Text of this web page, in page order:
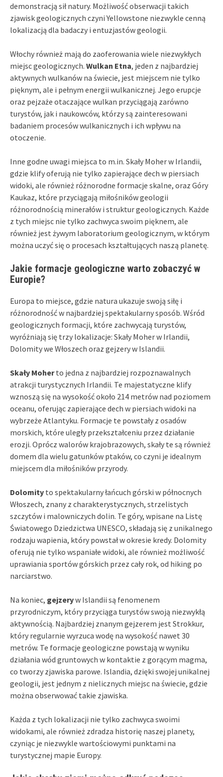
demonstracją sił natury. Możliwość obserwacji takich
zjawisk geologicznych czyni Yellowstone niezwykle cenną
lokalizacją dla badaczy i entuzjastów geologii.
Włochy również mają do zaoferowania wiele niezwykłych
miejsc geologicznych. Wulkan Etna, jeden z najbardziej
aktywnych wulkanów na świecie, jest miejscem nie tylko
pięknym, ale i pełnym energii wulkanicznej. Jego erupcje
oraz pejzaże otaczające wulkan przyciągają zarówno
turystów, jak i naukowców, którzy są zainteresowani
badaniem procesów wulkanicznych i ich wpływu na
otoczenie.
Inne godne uwagi miejsca to m.in. Skały Moher w Irlandii,
gdzie klify oferują nie tylko zapierające dech w piersiach
widoki, ale również różnorodne formacje skalne, oraz Góry
Kaukaz, które przyciągają miłośników geologii
różnorodnością minerałów i struktur geologicznych. Każde
z tych miejsc nie tylko zachwyca swoim pięknem, ale
również jest żywym laboratorium geologicznym, w którym
można uczyć się o procesach kształtujących naszą planetę.
Jakie formacje geologiczne warto zobaczyć w
Europie?
Europa to miejsce, gdzie natura ukazuje swoją siłę i
różnorodność w najbardziej spektakularny sposób. Wśród
geologicznych formacji, które zachwycają turystów,
wyróżniają się trzy lokalizacje: Skały Moher w Irlandii,
Dolomity we Włoszech oraz gejzery w Islandii.
Skały Moherto jedna z najbardziej rozpoznawalnych
atrakcji turystycznych Irlandii. Te majestatyczne klify
wznoszą się na wysokość około 214 metrów nad poziomem
oceanu, oferując zapierające dech w piersiach widoki na
wybrzeże Atlantyku. Formacje te powstały z osadów
morskich, które uległy przekształceniu przez działanie
erozji. Oprócz walorów krajobrazowych, skały te są również
domem dla wielu gatunków ptaków, co czyni je idealnym
miejscem dla miłośników przyrody.
Dolomity to spektakularny łańcuch górski w północnych
Włoszech, znany z charakterystycznych, strzelistych
szczytów i malowniczych dolin. Te góry, wpisane na Listę
Światowego Dziedzictwa UNESCO, składają się z unikalnego
rodzaju wapienia, który powstał w okresie kredy. Dolomity
oferują nie tylko wspaniałe widoki, ale również możliwość
uprawiania sportów górskich przez cały rok, od hiking po
narciarstwo.
Na koniec, gejzeryw Islandii są fenomenem
przyrodniczym, który przyciąga turystów swoją niezwykłą
aktywnością. Najbardziej znanym gejzerem jest Strokkur,
który regularnie wyrzuca wodę na wysokość nawet 30
metrów. Te formacje geologiczne powstają w wyniku
działania wód gruntowych w kontaktie z gorącym magma,
co tworzy zjawiska parowe. Islandia, dzięki swojej unikalnej
geologii, jest jednym z nielicznych miejsc na świecie, gdzie
można obserwować takie zjawiska.
Każda z tych lokalizacji nie tylko zachwyca swoimi
widokami, ale również zdradza historię naszej planety,
czyniąc je niezwykle wartościowymi punktami na
turystycznej mapie Europy.